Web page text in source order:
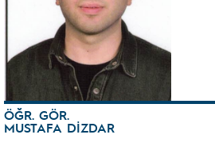
ÖĞR. GÖR.
MUSTAFA DİZDAR